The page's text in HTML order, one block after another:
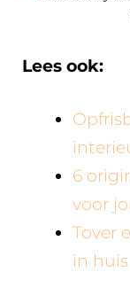
Lees ook:
6
voor
Tover
in